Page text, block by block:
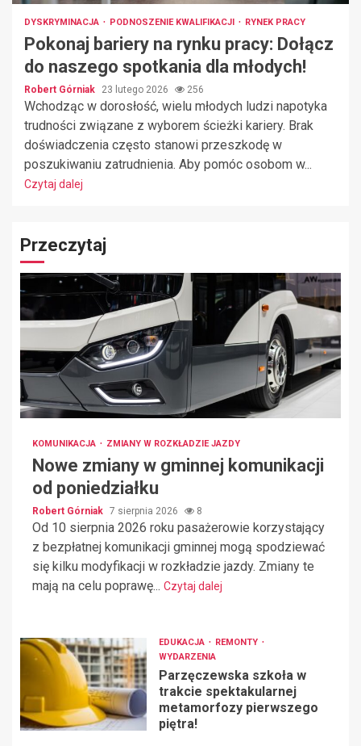
DYSKRYMINACJA PODNOSZENIE KWALIFIKACJI RYNEK PRACY
Pokonaj bariery na rynku pracy: Dołącz
do naszego spotkania dla młodych!
Robert Górniak 23 lutego 2026 256
Wchodząc w dorosłość, wielu młodych ludzi napotyka
trudności związane z wyborem ścieżki kariery. Brak
doświadczenia często stanowi przeszkodę w
poszukiwaniu zatrudnienia. Aby pomóc osobom w...
Czytaj dalej
Przeczytaj
KOMUNIKACJA ZMIANY W ROZKŁADZIE JAZDY
Nowe zmiany w gminnej komunikacji
od poniedziałku
Robert Górniak 7 sierpnia 2026 8
Od 10 sierpnia 2026 roku pasażerowie korzystający
z bezpłatnej komunikacji gminnej mogą spodziewać
się kilku modyfikacji w rozkładzie jazdy. Zmiany te
mają na celu poprawę... Czytaj dalej
EDUKACJA
REMONTY
WYDARZENIA
Parzęczewska szkoła w
trakcie spektakularnej
metamorfozy pierwszego
piętra!